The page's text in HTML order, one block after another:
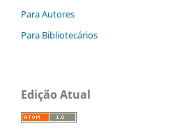
Para Autores
Para Bibliotecários
Edição Atual